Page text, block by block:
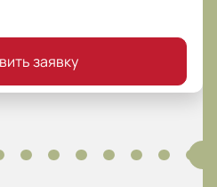
заявку